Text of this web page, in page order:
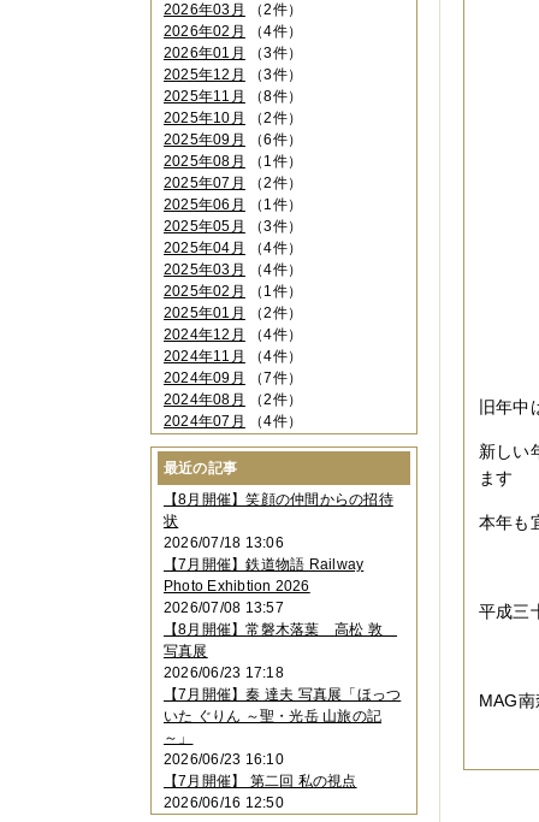
旧年
新しい
ます
本年も
平成三
MAG
2026年03月
（2件）
2026年02月
（4件）
2026年01月
（3件）
2025年12月
（3件）
2025年11月
（8件）
2025年10月
（2件）
2025年09月
（6件）
2025年08月
（1件）
2025年07月
（2件）
2025年06月
（1件）
2025年05月
（3件）
2025年04月
（4件）
2025年03月
（4件）
2025年02月
（1件）
2025年01月
（2件）
2024年12月
（4件）
2024年11月
（4件）
2024年09月
（7件）
2024年08月
（2件）
2024年07月
（4件）
2024年06月（4件）
2024年04月
2024年03月（3件）
2024年02月（2件）
2023年12月
2023年11月 （4件）
2023年10月（3件）
2023年09月（4件）
2023年08月 （1件）
2023年06月（3件）
2023年05月
2023年04月 （2件）
2023年03月（5件）
2023年02月（3件）
2023年01月
2022年12月 （3件）
2022年11月（2件）
2022年10月（4件）
最近の記事
【8月開催】笑顔の仲間からの招待
状
2026/07/18 13:06
【7月開催】鉄道物語 Railway
Photo Exhibtion 2026
2026/07/08 13:57
【8月開催】常磐木落葉 高松 敦
写真展
2026/06/23 17:18
【7月開催】秦 達夫 写真展「ほっつ
いた ぐりん ～聖・光岳 山旅の記
～」
2026/06/23 16:10
【7月開催】 第二回 私の視点
2026/06/16 12:50